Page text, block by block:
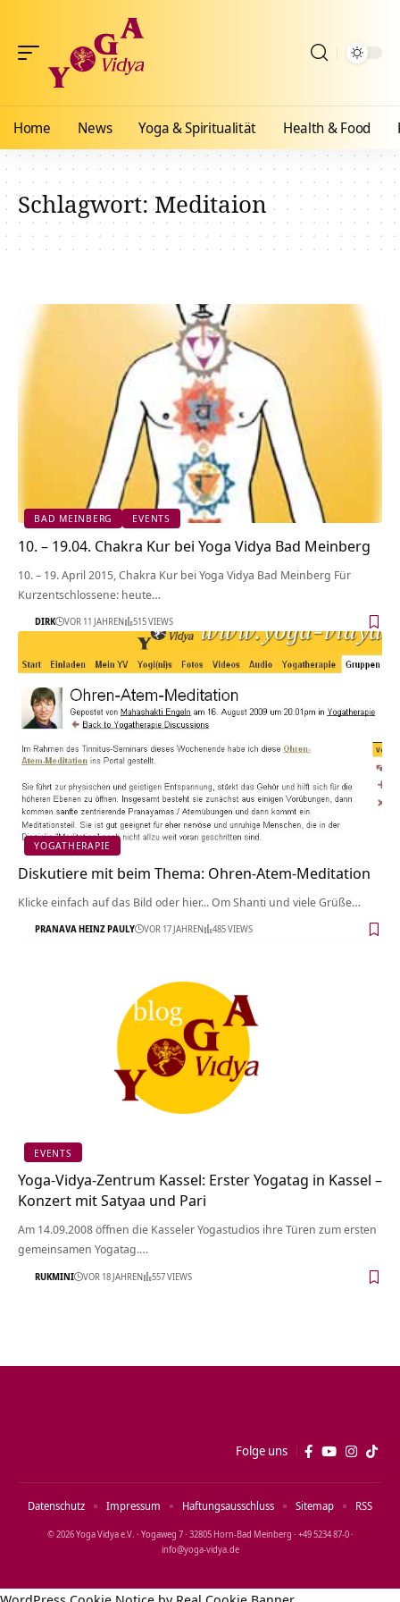
Home News Yoga & Spiritualität Health & Food
Schlagwort:Meditaion
BAD MEINBERG EVENTS
10. – 19.04. Chakra Kur bei Yoga Vidya Bad Meinberg
10. – 19. April 2015, Chakra Kur bei Yoga Vidya Bad Meinberg Für
Kurzentschlossene: heute…
DIRK VOR 11 JAHREN 515 VIEWS
YOGATHERAPIE
Diskutiere mit beim Thema: Ohren-Atem-Meditation
Klicke einfach auf das Bild oder hier... Om Shanti und viele Grüße…
PRANAVA HEINZ PAULY VOR 17 JAHREN 485 VIEWS
EVENTS
Yoga-Vidya-Zentrum Kassel: Erster Yogatag in Kassel –
Konzert mit Satyaa und Pari
Am 14.09.2008 öffnen die Kasseler Yogastudios ihre Türen zum ersten
gemeinsamen Yogatag.…
RUKMINI VOR 18 JAHREN 557 VIEWS
Folge uns
© 2026 Yoga Vidya e.V. · Yogaweg 7 · 32805 Horn‑Bad Meinberg · +49 5234 87‑0 ·
info@yoga‑vidya.de
Datenschutz Impressum Haftungsausschluss Sitemap RSS